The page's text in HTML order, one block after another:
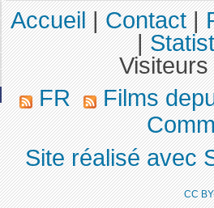
Accueil|Contact|
|
FR
Films
Site réalisé avec
CC